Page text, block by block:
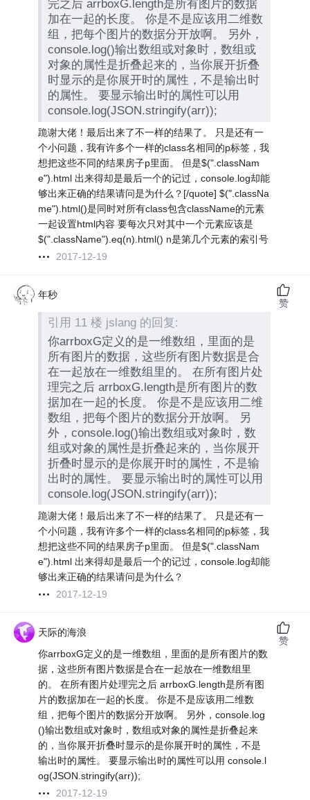
完之后 arrboxG.length是所有图片的数据
加在一起的长度。 你是不是应该用二维数
组，把每个图片的数据分开放啊。 另外，
console.log()输出数组或对象时，数组或
对象的属性是折叠起来的，当你展开折叠
时显示的是你展开时的属性，不是输出时
的属性。 要显示输出时的属性可以用
console.log(JSON.stringify(arr));
跪谢大佬！最后出来了不一样的结果了。 只是还有一
个小问题 ，我有许多个一样的class名相同的p标签，我
想把这些不同的结果房子p里面。 但是$(".classNam
e").html 出来得却是最后一个的记过，console.log却能
够出来正确的结果请问是为什么？[/quote] $(".classNa
me").html()是同时对所有class包含className的元素
一起设置html内容 要每次只对其中一个元素应该是
$(".className").eq(n).html() n是第几个元素的索引号
2017-12-19
年秒
引用 11 楼 jslang 的回复:
你arrboxG定义的是一维数组，里面的是
所有图片的数据，这些所有图片数据是合
在一起放在一维数组里的。 在所有图片处
理完之后 arrboxG.length是所有图片的数
据加在一起的长度。 你是不是应该用二维
数组，把每个图片的数据分开放啊。 另
外，console.log()输出数组或对象时，数
组或对象的属性是折叠起来的，当你展开
折叠时显示的是你展开时的属性，不是输
出时的属性。 要显示输出时的属性可以用
console.log(JSON.stringify(arr));
跪谢大佬！最后出来了不一样的结果了。 只是还有一
个小问题 ，我有许多个一样的class名相同的p标签，我
想把这些不同的结果房子p里面。 但是$(".classNam
e").html 出来得却是最后一个的记过，console.log却能
够出来正确的结果请问是为什么？
2017-12-19
赞
天际的海浪
你arrboxG定义的是一维数组，里面的是所有图片的数
据，这些所有图片数据是合在一起放在一维数组里
的。 在所有图片处理完之后 arrboxG.length是所有图
片的数据加在一起的长度。 你是不是应该用二维数
组，把每个图片的数据分开放啊。 另外，console.log
()输出数组或对象时，数组或对象的属性是折叠起来
的，当你展开折叠时显示的是你展开时的属性，不是
输出时的属性。 要显示输出时的属性可以用 console.l
og(JSON.stringify(arr));
2017-12-19
赞